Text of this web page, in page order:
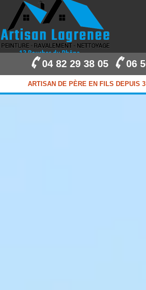
04 82 29 38 05 06
ARTISAN DE PÈRE EN FILS DEPUIS